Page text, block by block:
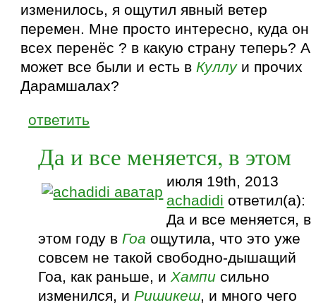
изменилось, я ощутил явный ветер
перемен. Мне просто интересно, куда он
всех перенёс ? в какую страну теперь? А
может все были и есть в Куллуи прочих
Дарамшалах?
ответить
Да и все меняется, в этом
июля 19th, 2013
achadidi ответил(а):
Да и все меняется, в
этом году в Гоа ощутила, что это уже
совсем не такой свободно-дышащий
Гоа, как раньше, иХампи сильно
изменился, и Ришикеш, и много чего